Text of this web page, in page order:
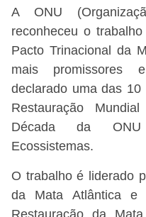
A ONU
reconheceu o
Pacto Trinacional da
mais promissores
declarado uma das
Restauração
Década da
Ecossistemas.
O trabalho é liderado
da Mata Atlântica e
Restauração da